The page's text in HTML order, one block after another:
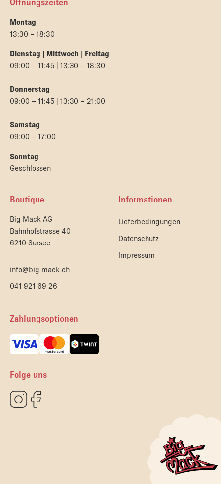
Öffnungszeiten
Montag
13:30 – 18:30
Dienstag | Mittwoch | Freitag
09:00 – 11:45 | 13:30 – 18:30
Donnerstag
09:00 – 11:45 | 13:30 – 21:00
Samstag
09:00 – 17:00
Sonntag
Geschlossen
Boutique
Big Mack AG
Bahnhofstrasse 40
6210 Sursee
info@big-mack.ch
041 921 69 26
Informationen
Lieferbedingungen
Datenschutz
Impressum
Zahlungsoptionen
Folge uns